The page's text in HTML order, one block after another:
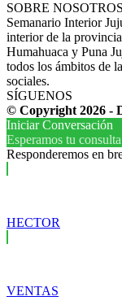
SOBRE NOSOTROS
Semanario Interior
interior de la
Humahuaca y Puna
todos los ámbitos de
sociales.
SÍGUENOS
© Copyright 2026 -
Iniciar Conversación
Esperamos tu consulta
Responderemos en
HECTOR
VENTAS